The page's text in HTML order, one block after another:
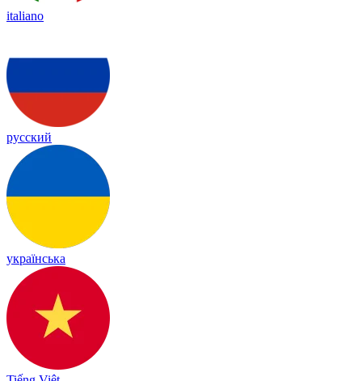
italiano
русский
українська